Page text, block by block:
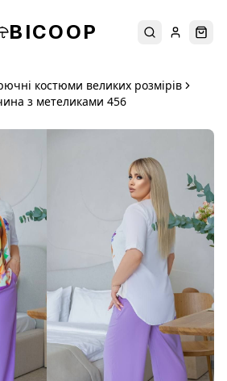
BICOOP ПошукУвійти
костюми великих розмірів
з метеликами 456